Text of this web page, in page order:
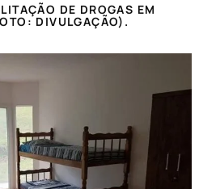
DE DROGAS EM
DIVULGAÇÃO).